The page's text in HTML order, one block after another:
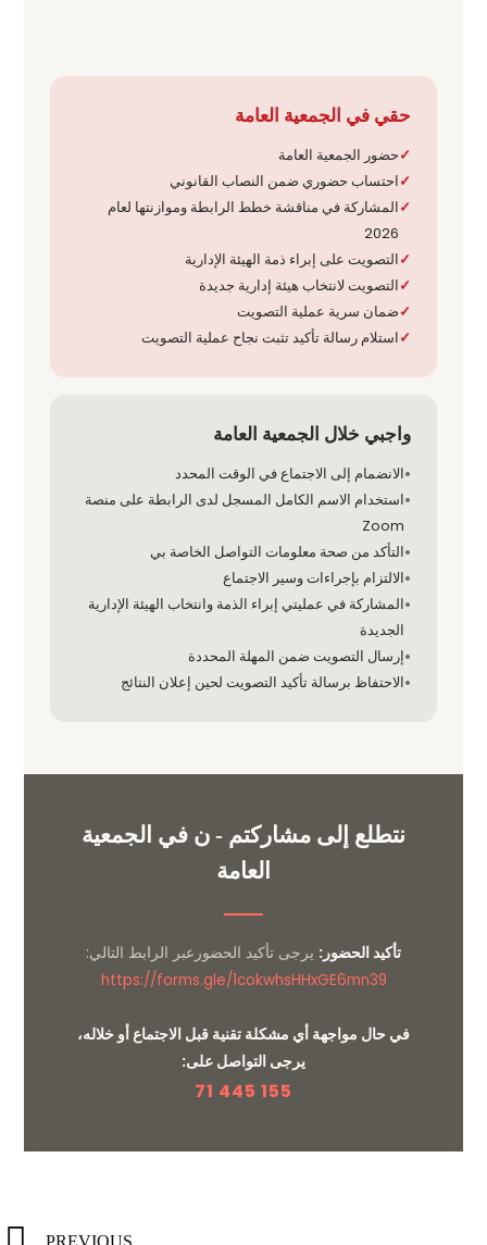
حقي في الجمعية العامة
حضور الجمعية العامة
احتساب حضوري ضمن النصاب القانوني
المشاركة في مناقشة خطط الرابطة وموازنتها لعام
2026
التصويت على إبراء ذمة الهيئة الإدارية
التصويت لانتخاب هيئة إدارية جديدة
ضمان سرية عملية التصويت
استلام رسالة تأكيد تثبت نجاح عملية التصويت
واجبي خلال الجمعية العامة
الانضمام إلى الاجتماع في الوقت المحدد
استخدام الاسم الكامل المسجل لدى الرابطة على منصة
Zoom
التأكد من صحة معلومات التواصل الخاصة بي
الالتزام بإجراءات وسير الاجتماع
المشاركة في عمليتي إبراء الذمة وانتخاب الهيئة الإدارية
الجديدة
إرسال التصويت ضمن المهلة المحددة
الاحتفاظ برسالة تأكيد التصويت لحين إعلان النتائج
نتطلع إلى مشاركتم - ن في الجمعية
العامة
تأكيد الحضور: يرجى تأكيد الحضورعبر الرابط التالي:
https://forms.gle/1cokwhsHHxGE6mn39
في حال مواجهة أي مشكلة تقنية قبل الاجتماع أو خلاله،
يرجى التواصل على:
71 445 155